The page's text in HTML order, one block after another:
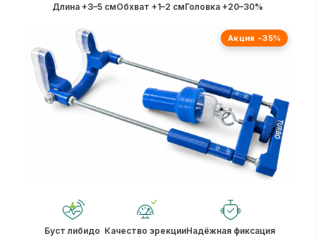
Длина +3–5 смОбхват +1–2 смГоловка +20–30%
Акция −35%
Буст либидо Качество эрекцииНадёжная фиксация